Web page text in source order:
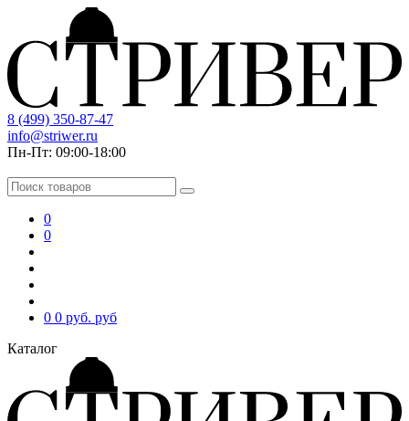
8 (499) 350-87-47
info@striwer.ru
Пн-Пт: 09:00-18:00
0
0
0 0 руб. руб
Каталог